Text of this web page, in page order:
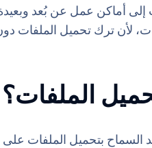
إلى أماكن عمل عن بُعد
لأن ترك تحميل الملفات
الملفات؟
السماح بتحميل الملفات